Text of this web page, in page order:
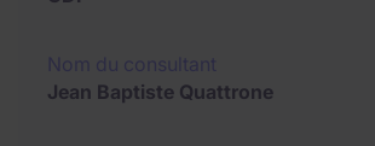
Jean Baptiste Quattrone